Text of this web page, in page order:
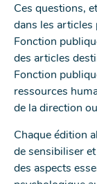
Ces questions,
dans les articles
Fonction
des articles
Fonction
ressources
de la direction
Chaque édition
de sensibiliser
des aspects